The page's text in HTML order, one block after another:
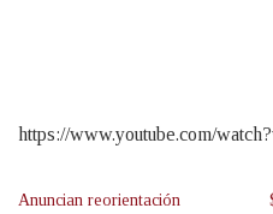
https://www.youtube.com/
Anuncian reorientación